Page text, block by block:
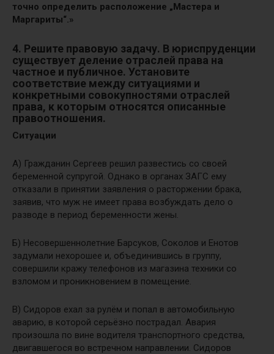
точно определить расположение „Мастера и
Маргариты“.»
4. Решите правовую задачу. В юриспруденции
существует деление отраслей права на
частное и публичное. Установите
соответствие между ситуациями и
конкретными совокупностями отраслей
права, к которым относятся описанные
правоотношения.
Ситуации
А) Гражданин Сергеев решил развестись со своей
беременной супругой. Однако в органах ЗАГС ему
отказали в принятии заявления о расторжении брака,
заявив, что муж не имеет права возбуждать дело о
разводе в период беременности жены.
Б) Несовершеннолетние Барсуков, Соколов и Енотов
задумали нехорошее и, объединившись в группу,
совершили кражу телефонов из магазина техники со
взломом и проникновением в помещение.
В) Сидоров ехал за рулём и попал в автомобильную
аварию, в которой серьёзно пострадал. Авария
произошла по вине водителя транспортного средства,
двигавшегося во встречном направлении. Сидоров